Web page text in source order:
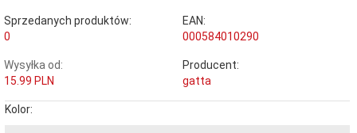
Sprzedanych produktów:
0
EAN:
000584010290
Wysyłka od:
15.99 PLN
Producent:
gatta
Kolor: